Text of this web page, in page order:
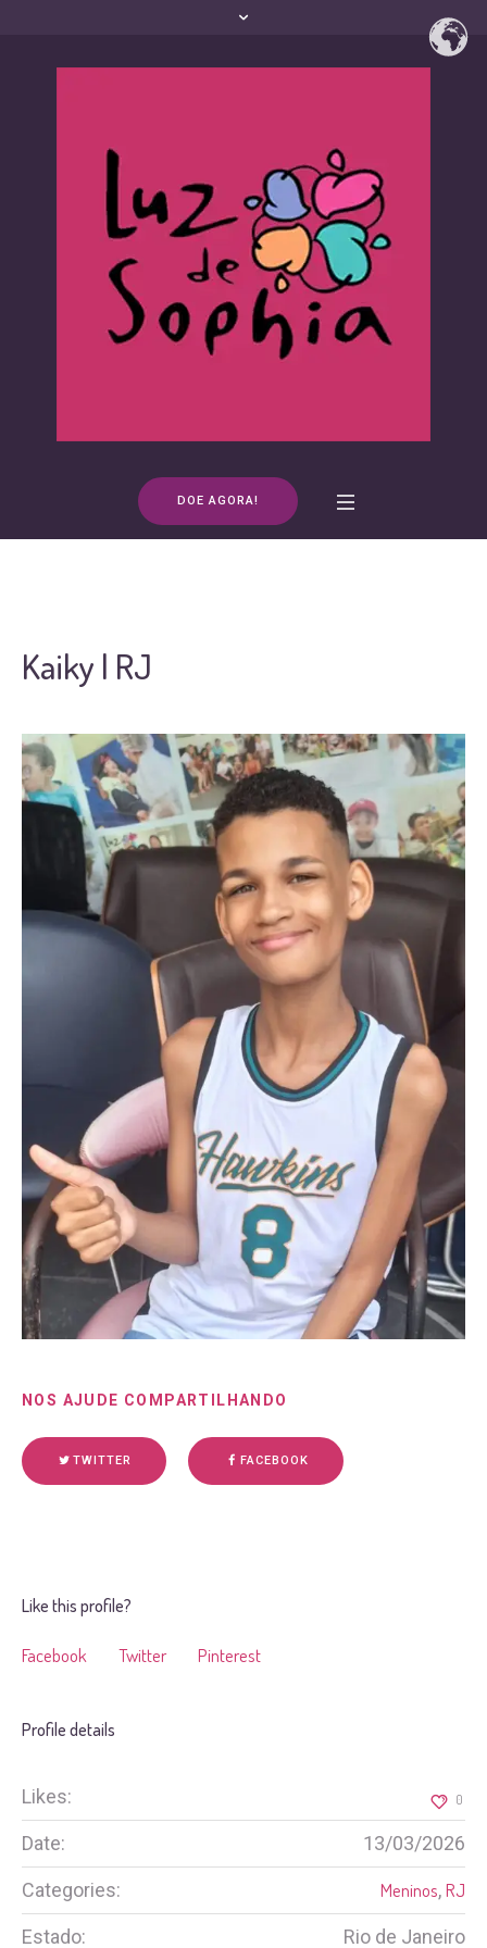
DOE AGORA!
Kaiky | RJ
NOS AJUDE COMPARTILHANDO
TWITTER FACEBOOK
Like this profile?
Facebook Twitter Pinterest
Profile details
Likes: 0
Date: 13/03/2026
Categories: Meninos,RJ
Estado: Rio de Janeiro